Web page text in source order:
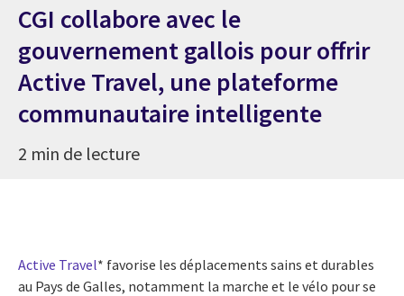
CGI collabore avec le
gouvernement gallois pour offrir
Active Travel, une plateforme
communautaire intelligente
2 min de lecture
Active Travel* favorise les déplacements sains et durables
au Pays de Galles, notamment la marche et le vélo pour se